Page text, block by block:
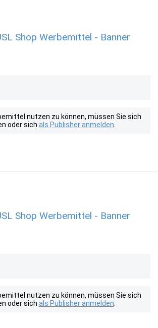
Shop Werbemittel - Banner
nutzen zu können, müssen Sie sich
oder sich als Publisher anmelden
Shop Werbemittel - Banner
nutzen zu können, müssen Sie sich
oder sich als Publisher anmelden